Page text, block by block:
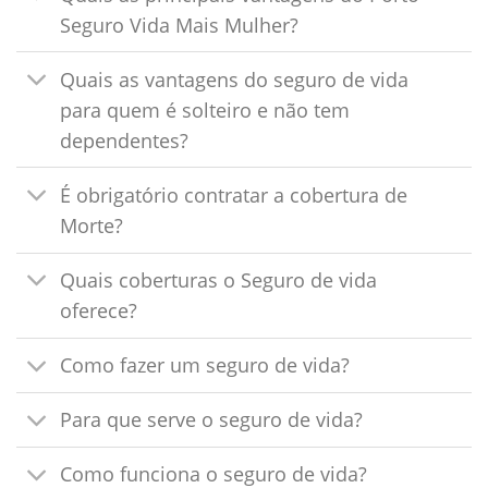
Seguro Vida Mais Mulher?
Quais as vantagens do seguro de vida
para quem é solteiro e não tem
dependentes?
É obrigatório contratar a cobertura de
Morte?
Quais coberturas o Seguro de vida
oferece?
Como fazer um seguro de vida?
Para que serve o seguro de vida?
Como funciona o seguro de vida?